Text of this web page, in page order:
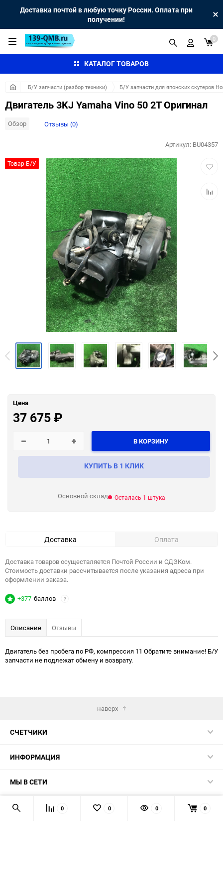
Доставка почтой в любую точку России. Оплата при
получении!
КАТАЛОГ ТОВАРОВ
0
Б/У запчасти (разбор техники) Б/У запчасти для японских скутеров
Двигатель 3KJ Yamaha Vino 50 2T Оригинал
Обзор Отзывы (0)
Товар Б/У
Артикул: BU04357
Цена
37 675₽
В КОРЗИНУ
КУПИТЬ В 1 КЛИК
Основной склад Осталась 1 штука
Доставка Оплата
Доставка товаров осуществляется Почтой России и СДЭКом.
Стоимость доставки рассчитывается после указания адреса при
оформлении заказа.
+377 баллов ?
Описание Отзывы
Двигатель без пробега по РФ, компрессия 11 Обратите внимание! Б/У
запчасти не подлежат обмену и возврату.
наверх
СЧЕТЧИКИ
ИНФОРМАЦИЯ
МЫ В СЕТИ
КОНТАКТЫ 0 0 0 0